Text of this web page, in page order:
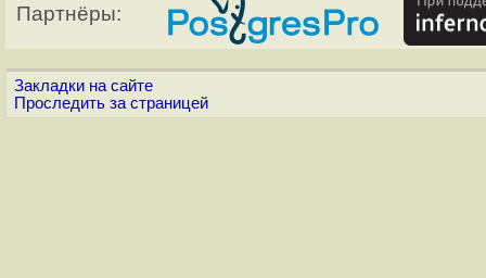
Партнёры:
Закладки на сайте
Проследить за страницей